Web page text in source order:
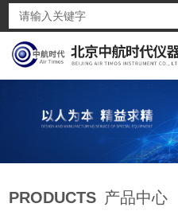
PRODUCTS 产品中心